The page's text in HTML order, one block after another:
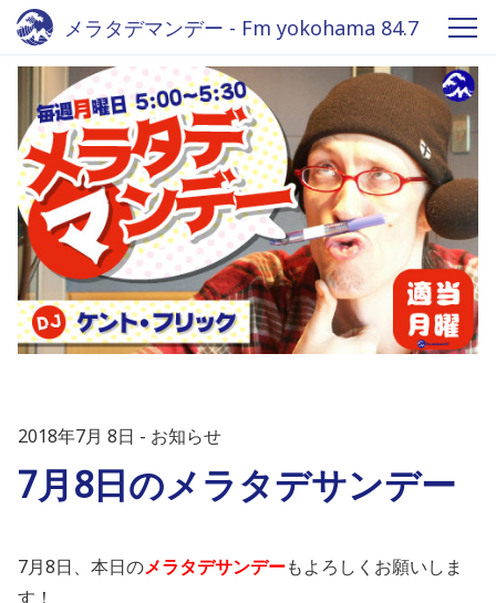
メラタデマンデー - Fm yokohama 84.7
2018年7月 8日 お知らせ
7月8日のメラタデサンデー
7月8日、本日のメラタデサンデーもよろしくお願いしま
す！